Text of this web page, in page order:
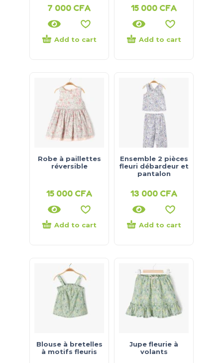
7 000 CFA
Add to cart
15 000 CFA
Add to cart
Robe à paillettes
réversible
15 000 CFA
Add to cart
Ensemble 2 pièces
fleuri débardeur et
pantalon
13 000 CFA
Add to cart
Blouse à bretelles
à motifs fleuris
Jupe fleurie à
volants